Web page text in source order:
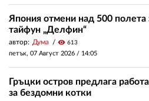
Япония отмени над 500
тайфун „Делфин“
автор: Дума visibility 613
петък, 07 Август 2026 / 14:05
Гръцки остров предлага
за бездомни котки